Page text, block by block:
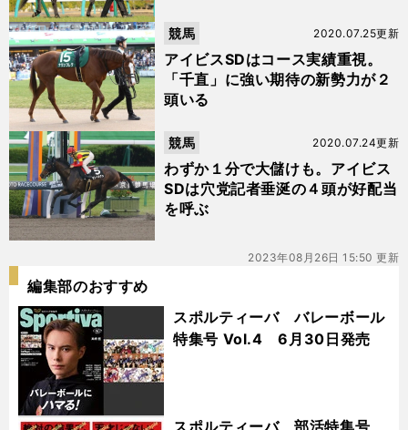
アイビスSDはコース実績重視。
「千直」に強い期待の新勢力が２
頭いる
2020.07.25更新
競馬
わずか１分で大儲けも。アイビス
SDは穴党記者垂涎の４頭が好配当
を呼ぶ
2020.07.24更新
競馬
2023年08月26日 15:50 更新
編集部のおすすめ
スポルティーバ バレーボール
特集号 Vol.4 6月30日発売
スポルティーバ 部活特集号